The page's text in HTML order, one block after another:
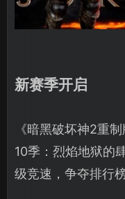
新赛季开启
《暗黑破坏神2重
10季：烈焰地狱的
级竞速，争夺排行